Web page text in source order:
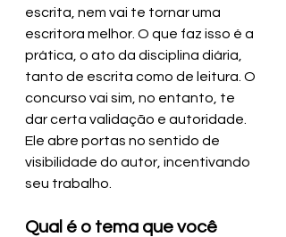
escrita, nem vai te tornar uma
escritora melhor. O que faz isso é a
prática, o ato da disciplina diária,
tanto de escrita como de leitura. O
concurso vai sim, no entanto, te
dar certa validação e autoridade.
Ele abre portas no sentido de
visibilidade do autor, incentivando
seu trabalho.
Qual é o tema que você